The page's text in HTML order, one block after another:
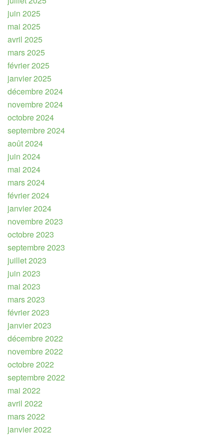
juin 2025
mai 2025
avril 2025
mars 2025
février 2025
janvier 2025
décembre 2024
novembre 2024
octobre 2024
septembre 2024
août 2024
juin 2024
mai 2024
mars 2024
février 2024
janvier 2024
novembre 2023
octobre 2023
septembre 2023
juillet 2023
juin 2023
mai 2023
mars 2023
février 2023
janvier 2023
décembre 2022
novembre 2022
octobre 2022
septembre 2022
mai 2022
avril 2022
mars 2022
janvier 2022